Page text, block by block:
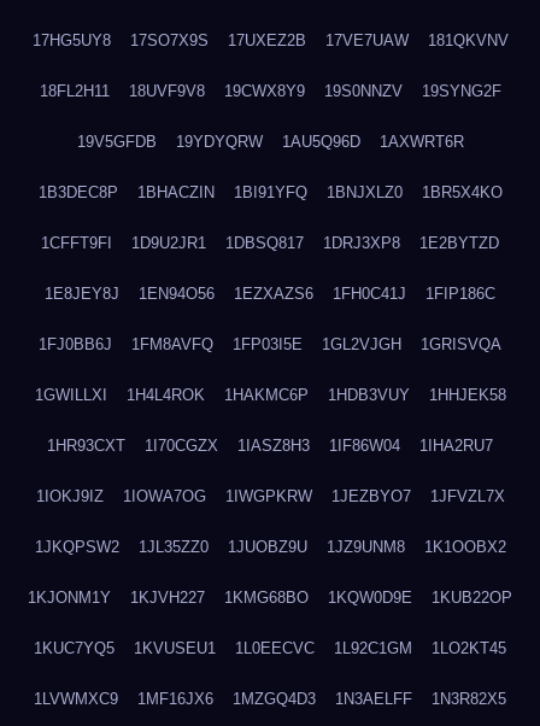
17HG5UY8 17SO7X9S 17UXEZ2B 17VE7UAW 181QKVNV
18FL2H11 18UVF9V8 19CWX8Y9 19S0NNZV 19SYNG2F
19V5GFDB 19YDYQRW 1AU5Q96D 1AXWRT6R
1B3DEC8P 1BHACZIN 1BI91YFQ 1BNJXLZ0 1BR5X4KO
1CFFT9FI 1D9U2JR1 1DBSQ817 1DRJ3XP8 1E2BYTZD
1E8JEY8J 1EN94O56 1EZXAZS6 1FH0C41J 1FIP186C
1FJ0BB6J 1FM8AVFQ 1FP03I5E 1GL2VJGH 1GRISVQA
1GWILLXI 1H4L4ROK 1HAKMC6P 1HDB3VUY 1HHJEK58
1HR93CXT 1I70CGZX 1IASZ8H3 1IF86W04 1IHA2RU7
1IOKJ9IZ 1IOWA7OG 1IWGPKRW 1JEZBYO7 1JFVZL7X
1JKQPSW2 1JL35ZZ0 1JUOBZ9U 1JZ9UNM8 1K1OOBX2
1KJONM1Y 1KJVH227 1KMG68BO 1KQW0D9E 1KUB22OP
1KUC7YQ5 1KVUSEU1 1L0EECVC 1L92C1GM 1LO2KT45
1LVWMXC9 1MF16JX6 1MZGQ4D3 1N3AELFF 1N3R82X5